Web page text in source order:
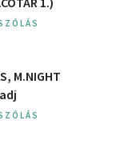
M.NIGHT